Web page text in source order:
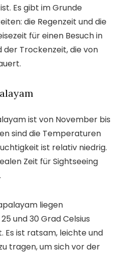
Es gibt im Grunde
die Regenzeit und die
für einen Besuch in
der Trockenzeit, die von
ist von November bis
sind die Temperaturen
ist relativ niedrig.
Zeit für Sightseeing
liegen
und 30 Grad Celsius
Es ist ratsam, leichte und
tragen, um sich vor der